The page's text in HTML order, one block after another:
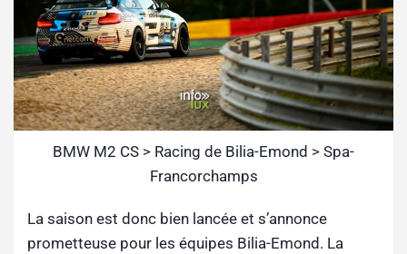
BMW M2 CS > Racing de Bilia-Emond > Spa-
Francorchamps
La saison est donc bien lancée et s’annonce
prometteuse pour les équipes Bilia-Emond. La